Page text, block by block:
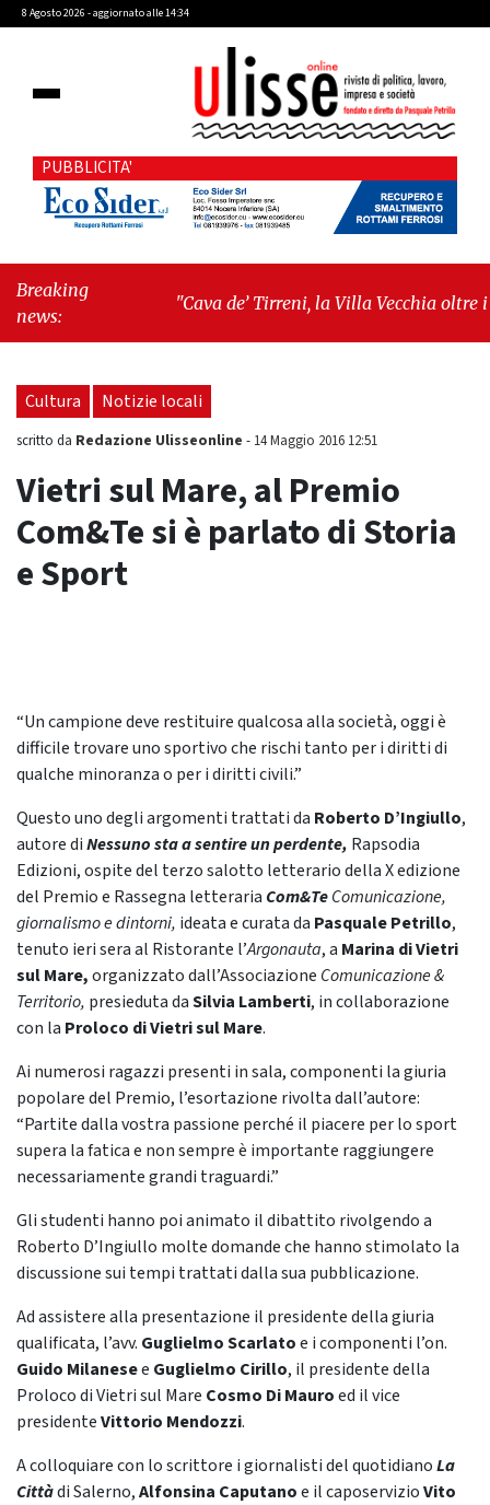
8 Agosto 2026 - aggiornato alle 14:34
PUBBLICITA'
Breaking
news:
"Cava de’ Tirreni, la Villa Vecchia oltre i
seduta consiliare: “Serve chiarezza!”"
Cultura Notizie locali
scritto da Redazione Ulisseonline - 14 Maggio 2016 12:51
Vietri sul Mare, al Premio
Com&Te si è parlato di Storia
e Sport
“Un campione deve restituire qualcosa alla società, oggi è
difficile trovare uno sportivo che rischi tanto per i diritti di
qualche minoranza o per i diritti civili.”
Questo uno degli argomenti trattati da Roberto D’Ingiullo,
autore diNessuno sta a sentire un perdente, Rapsodia
Edizioni, ospite del terzo salotto letterario della X edizione
del Premio e Rassegna letteraria Com&TeComunicazione,
giornalismo e dintorni, ideata e curata da Pasquale Petrillo,
tenuto ieri sera al Ristorante l’Argonauta, a Marina di Vietri
sul Mare,organizzato dall’Associazione Comunicazione &
Territorio, presieduta daSilvia Lamberti, in collaborazione
con la Proloco di Vietri sul Mare.
Ai numerosi ragazzi presenti in sala, componenti la giuria
popolare del Premio, l’esortazione rivolta dall’autore:
“Partite dalla vostra passione perché il piacere per lo sport
supera la fatica e non sempre è importante raggiungere
necessariamente grandi traguardi.”
Gli studenti hanno poi animato il dibattito rivolgendo a
Roberto D’Ingiullo molte domande che hanno stimolato la
discussione sui tempi trattati dalla sua pubblicazione.
Ad assistere alla presentazione il presidente della giuria
qualificata, l’avv. Guglielmo Scarlatoe i componenti l’on.
Guido Milanesee Guglielmo Cirillo, il presidente della
Proloco di Vietri sul Mare Cosmo Di Mauroed il vice
presidenteVittorio Mendozzi.
A colloquiare con lo scrittore i giornalisti del quotidianoLa
Cittàdi Salerno,Alfonsina Caputanoe il caposervizioVito